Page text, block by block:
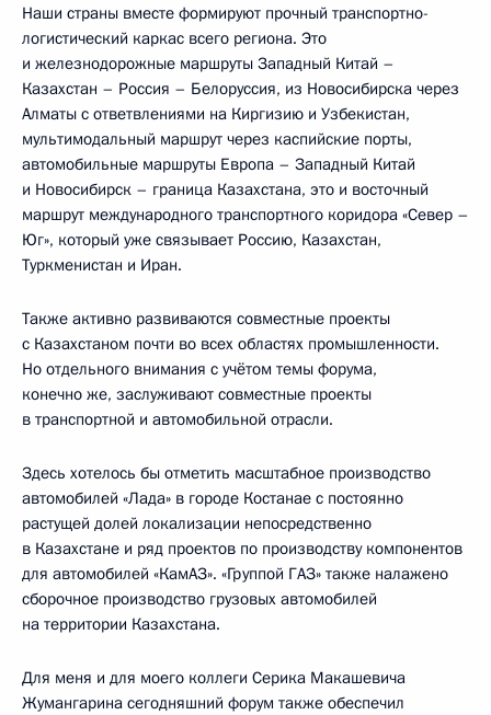
Наши страны вместе формируют прочный транспортно-
логистический каркас всего региона. Это
и железнодорожные маршруты Западный Китай –
Казахстан – Россия – Белоруссия, из Новосибирска через
Алматы с ответвлениями на Киргизию и Узбекистан,
мультимодальный маршрут через каспийские порты,
автомобильные маршруты Европа – Западный Китай
и Новосибирск – граница Казахстана, это и восточный
маршрут международного транспортного коридора «Север –
Юг», который уже связывает Россию, Казахстан,
Туркменистан и Иран.
Также активно развиваются совместные проекты
с Казахстаном почти во всех областях промышленности.
Но отдельного внимания с учётом темы форума,
конечно же, заслуживают совместные проекты
в транспортной и автомобильной отрасли.
Здесь хотелось бы отметить масштабное производство
автомобилей «Лада» в городе Костанае с постоянно
растущей долей локализации непосредственно
в Казахстане и ряд проектов по производству компонентов
для автомобилей «КамАЗ». «Группой ГАЗ» также налажено
сборочное производство грузовых автомобилей
на территории Казахстана.
Для меня и для моего коллеги Серика Макашевича
Жумангарина сегодняшний форум также обеспечил